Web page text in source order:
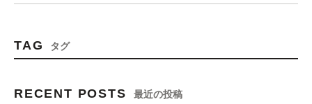
TAG タグ
RECENT POSTS 最近の投稿